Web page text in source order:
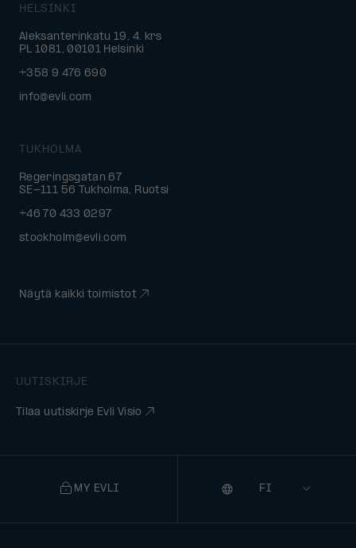
UUTISKIRJE
Tilaa uutiskirje Evli Visio
HELSINKI
Aleksanterinkatu 19, 4. krs
PL 1081, 00101 Helsinki
+358 9 476 690
info@evli.com
TUKHOLMA
Regeringsgatan 67
SE-111 56 Tukholma, Ruotsi
+46 70 433 0297
stockholm@evli.com
Näytä kaikki toimistot
MY EVLI
Selecting
Kieli